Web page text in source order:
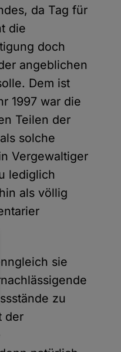
da Tag für
die
doch
angeblichen
Dem ist
1997 war die
Teilen der
solche
Vergewaltiger
lediglich
als völlig
sie
zu
der